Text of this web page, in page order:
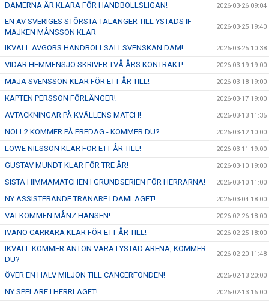
DAMERNA ÄR KLARA FÖR HANDBOLLSLIGAN! 2026-03-26 09:04
EN AV SVERIGES STÖRSTA TALANGER TILL YSTADS IF -
MAJKEN MÅNSSON KLAR
2026-03-25 19:40
IKVÄLL AVGÖRS HANDBOLLSALLSVENSKAN DAM! 2026-03-25 10:38
VIDAR HEMMENSJÖ SKRIVER TVÅ ÅRS KONTRAKT! 2026-03-19 19:00
MAJA SVENSSON KLAR FÖR ETT ÅR TILL! 2026-03-18 19:00
KAPTEN PERSSON FÖRLÄNGER! 2026-03-17 19:00
AVTACKNINGAR PÅ KVÄLLENS MATCH! 2026-03-13 11:35
NOLL2 KOMMER PÅ FREDAG - KOMMER DU? 2026-03-12 10:00
LOWE NILSSON KLAR FÖR ETT ÅR TILL! 2026-03-11 19:00
GUSTAV MUNDT KLAR FÖR TRE ÅR! 2026-03-10 19:00
SISTA HIMMAMATCHEN I GRUNDSERIEN FÖR HERRARNA! 2026-03-10 11:00
NY ASSISTERANDE TRÄNARE I DAMLAGET! 2026-03-04 18:00
VÄLKOMMEN MÅNZ HANSEN! 2026-02-26 18:00
IVANO CARRARA KLAR FÖR ETT ÅR TILL! 2026-02-25 18:00
IKVÄLL KOMMER ANTON VARA I YSTAD ARENA, KOMMER
DU?
2026-02-20 11:48
ÖVER EN HALV MILJON TILL CANCERFONDEN! 2026-02-13 20:00
NY SPELARE I HERRLAGET! 2026-02-13 16:00